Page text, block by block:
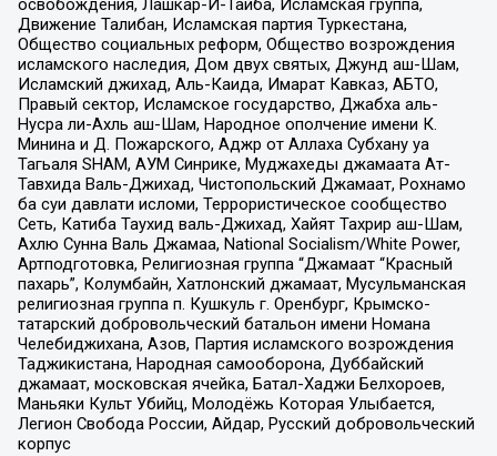
освобождения, Лашкар-И-Тайба, Исламская группа,
Движение Талибан, Исламская партия Туркестана,
Общество социальных реформ, Общество возрождения
исламского наследия, Дом двух святых, Джунд аш-Шам,
Исламский джихад, Аль-Каида, Имарат Кавказ, АБТО,
Правый сектор, Исламское государство, Джабха аль-
Нусра ли-Ахль аш-Шам, Народное ополчение имени К.
Минина и Д. Пожарского, Аджр от Аллаха Субхану уа
Тагьаля SHAM, АУМ Синрике, Муджахеды джамаата Ат-
Тавхида Валь-Джихад, Чистопольский Джамаат, Рохнамо
ба суи давлати исломи, Террористическое сообщество
Сеть, Катиба Таухид валь-Джихад, Хайят Тахрир аш-Шам,
Ахлю Сунна Валь Джамаа, National Socialism/White Power,
Артподготовка, Религиозная группа “Джамаат “Красный
пахарь”, Колумбайн, Хатлонский джамаат, Мусульманская
религиозная группа п. Кушкуль г. Оренбург, Крымско-
татарский добровольческий батальон имени Номана
Челебиджихана, Азов, Партия исламского возрождения
Таджикистана, Народная самооборона, Дуббайский
джамаат, московская ячейка, Батал-Хаджи Белхороев,
Маньяки Культ Убийц, Молодёжь Которая Улыбается,
Легион Свобода России, Айдар, Русский добровольческий
корпус